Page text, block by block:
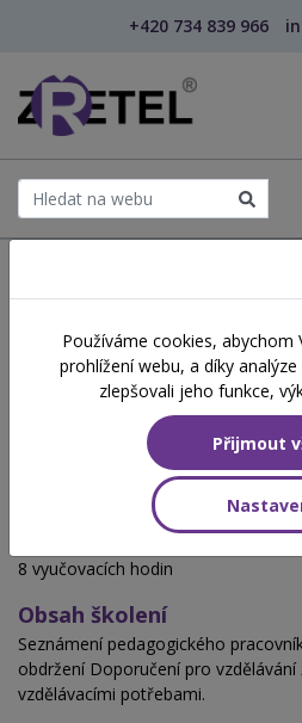
+420 734 839 966
šablony
Jak pracovat s
pro vzdělávání
speciálními
Hodinová dotace
8 vyučovacích hodin
Obsah školení
Seznámení pedagogického
obdržení Doporučení pro vzdělávání
vzdělávacími potřebami.
Používáme cookies, abychom
prohlížení webu, a díky
zlepšovali jeho funkce,
Přijmout